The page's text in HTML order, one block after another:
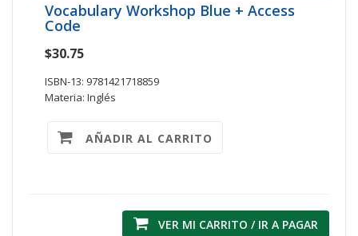
Vocabulary Workshop Blue + Access
Code
$30.75
ISBN-13: 9781421718859
Materia: Inglés
AÑADIR AL CARRITO
VER MI CARRITO / IR A PAGAR